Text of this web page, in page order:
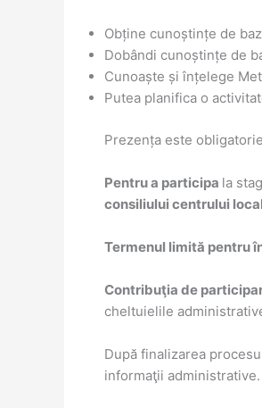
Obține cunoștințe de
Dobândi cunoștințe de
Cunoaște și înțelege
Putea planifica o
Prezența este
Pentru a participa la
consiliului centrului local
Termenul limită pentru
Contribuţia de
cheltuielile
După finalizarea
informaţii administrative.